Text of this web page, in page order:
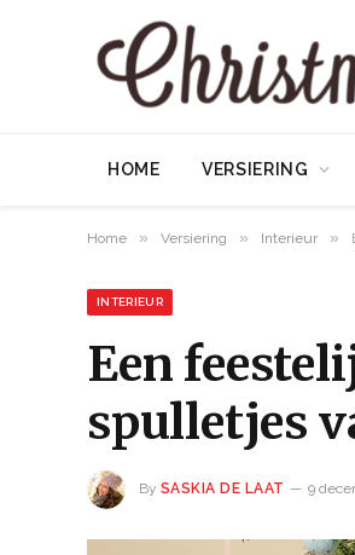
HOME VERSIERING
Home » Versiering » Interieur »
INTERIEUR
Een
spulletjes
By SASKIA DE LAAT 9